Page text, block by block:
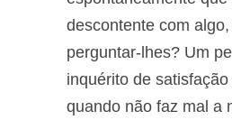
descontente com
perguntar-lhes? Um
inquérito de
quando não faz mal a